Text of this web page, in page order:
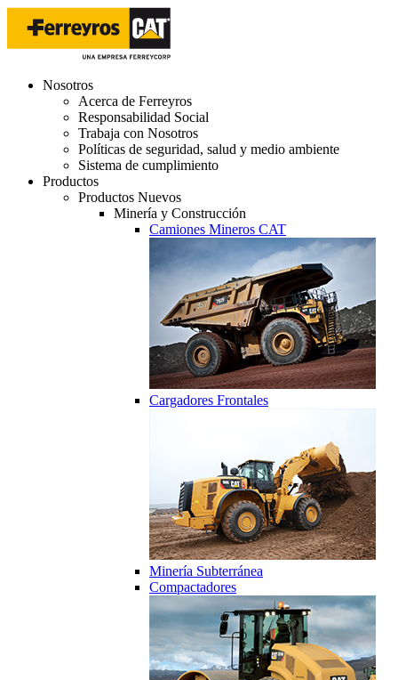
Nosotros
Acerca de Ferreyros
Responsabilidad Social
Trabaja con Nosotros
Políticas de seguridad, salud y medio ambiente
Sistema de cumplimiento
Productos
Productos Nuevos
Minería y Construcción
Camiones Mineros CAT
Cargadores Frontales
Minería Subterránea
Compactadores